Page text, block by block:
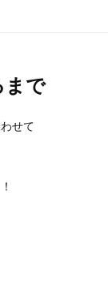
まで
せて